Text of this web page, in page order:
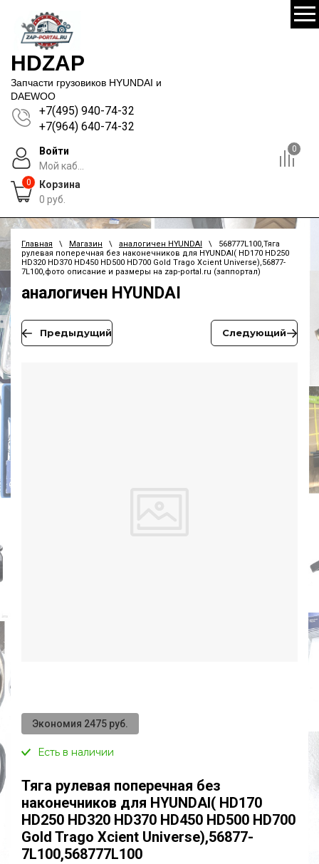
HDZAP
Запчасти грузовиков HYUNDAI и
DAEWOO
+7(495) 940-74-32
+7(964) 640-74-32
Войти
Мой каб...
0
0
Корзина
0 руб.
Главная \ Магазин \ аналогичен HYUNDAI
\ 568777L100,Тяга
рулевая поперечная без наконечников для HYUNDAI( HD170 HD250
HD320 HD370 HD450 HD500 HD700 Gold Trago Xcient Universe),56877-
7L100,фото описание и размеры на zap-portal.ru (заппортал)
аналогичен HYUNDAI
Предыдущий Следующий
Экономия 2475 руб.
Есть в наличии
Тяга рулевая поперечная без
наконечников для HYUNDAI( HD170
HD250 HD320 HD370 HD450 HD500 HD700
Gold Trago Xcient Universe),56877-
7L100,568777L100